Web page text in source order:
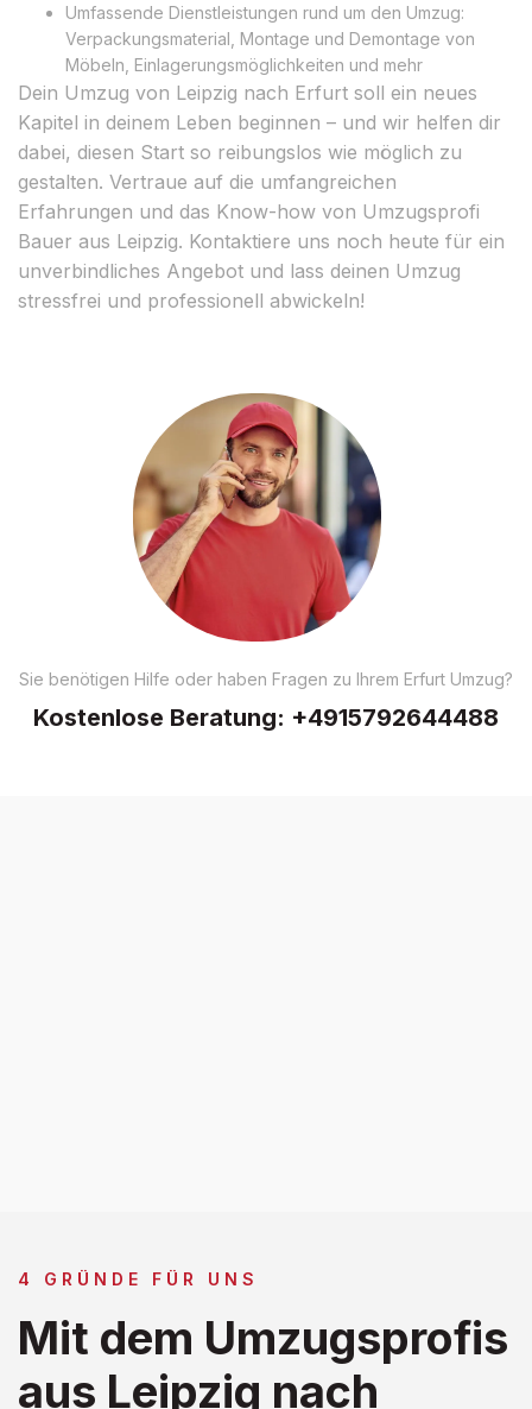
Umfassende Dienstleistungen rund um den Umzug:
Verpackungsmaterial, Montage und Demontage von
Möbeln, Einlagerungsmöglichkeiten und mehr
Dein Umzug von Leipzig nach Erfurt soll ein neues
Kapitel in deinem Leben beginnen – und wir helfen dir
dabei, diesen Start so reibungslos wie möglich zu
gestalten. Vertraue auf die umfangreichen
Erfahrungen und das Know-how von Umzugsprofi
Bauer aus Leipzig. Kontaktiere uns noch heute für ein
unverbindliches Angebot und lass deinen Umzug
stressfrei und professionell abwickeln!
Sie benötigen Hilfe oder haben Fragen zu Ihrem Erfurt Umzug?
Kostenlose Beratung: +4915792644488
4 GRÜNDE FÜR UNS
Mit dem Umzugsprofis
aus Leipzig nach